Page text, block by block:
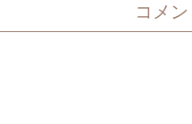
コメ